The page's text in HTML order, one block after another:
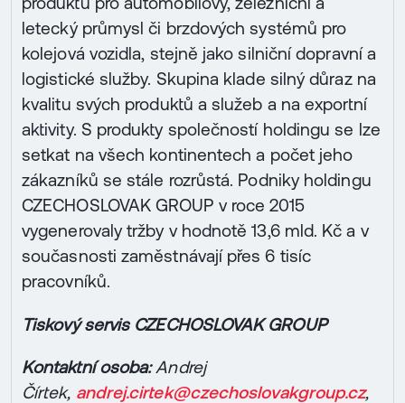
letecký průmysl či brzdových systémů pro
kolejová vozidla, stejně jako silniční dopravní a
logistické služby. Skupina klade silný důraz na
kvalitu svých produktů a služeb a na exportní
aktivity. S produkty společností holdingu se lze
setkat na všech kontinentech a počet jeho
zákazníků se stále rozrůstá. Podniky holdingu
CZECHOSLOVAK GROUP v roce 2015
vygenerovaly tržby v hodnotě 13,6 mld. Kč a v
současnosti zaměstnávají přes 6 tisíc
pracovníků.
Tiskový servis CZECHOSLOVAK GROUP
Kontaktní osoba: Andrej
Čírtek, andrej.cirtek@czechoslovakgroup.cz,